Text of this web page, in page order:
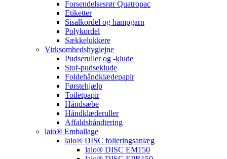
Forsendelsesrør Quatropac
Etiketter
Sisalkordel og hampgarn
Polykordel
Sækkelukkere
Virksomhedshygiejne
Pudseruller og -klude
Stof-pudseklude
Foldehåndklædepapir
Førstehjælp
Toiletpapir
Håndsæbe
Håndklæderuller
Affaldshåndtering
laio® Emballage
laio® DISC folieringsanlæg
laio® DISC EM150